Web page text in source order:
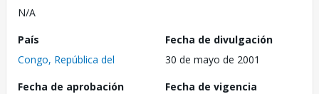
N/A
País
Congo, República del
Fecha de divulgación
30 de mayo de 2001
Fecha de aprobación
Fecha de vigencia